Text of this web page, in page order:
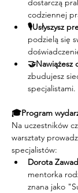
dostarczą
codziennej
🎙️Usłyszysz
podzielą się
🤝Nawiążesz
zbudujesz
specjalistami.
🎓Program
Na uczestników
warsztaty
specjalistów:
Dorota
mentorka
znana jako